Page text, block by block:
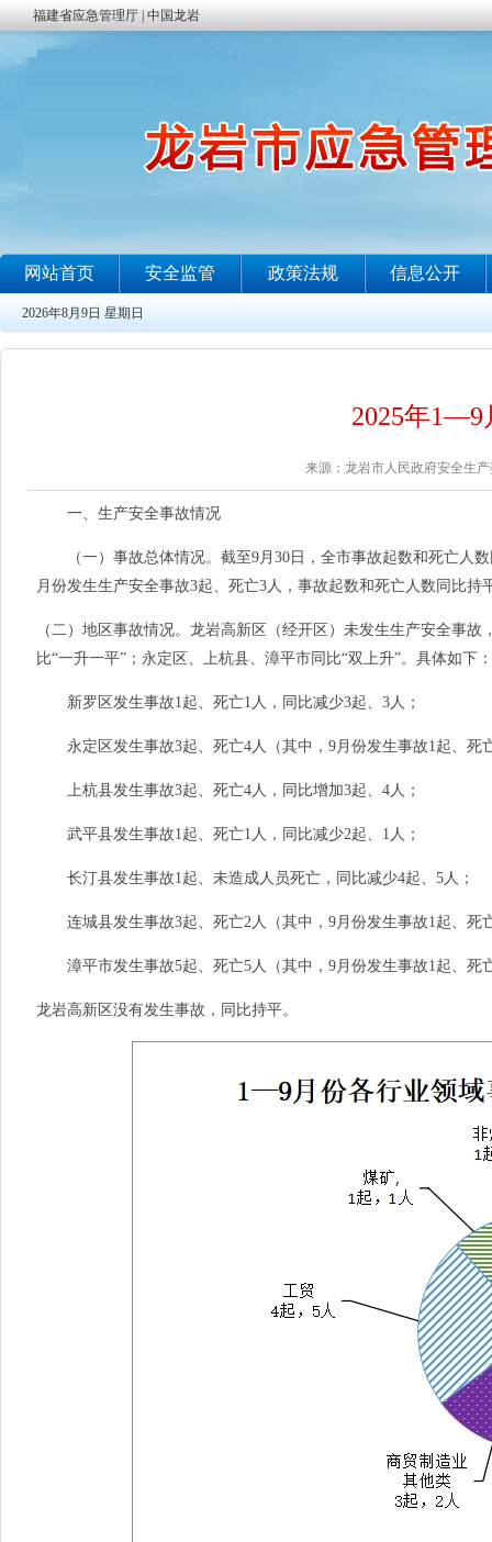
2025年1—9
来源：龙岩市人民政府安全生
一、生产安全事故情况
（一）事故总体情况。截至9月30日，全市事故起数和死亡人数
月份发生生产安全事故3起、死亡3人，事故起数和死亡人数同比持
（二）地区事故情况。龙岩高新区（经开区）未发生生产安全事
比“一升一平”；永定区、上杭县、漳平市同比“双上升”。具体如下：
新罗区发生事故1起、死亡1人，同比减少3起、3人；
永定区发生事故3起、死亡4人（其中，9月份发生事故1起、死
上杭县发生事故3起、死亡4人，同比增加3起、4人；
武平县发生事故1起、死亡1人，同比减少2起、1人；
长汀县发生事故1起、未造成人员死亡，同比减少4起、5人；
连城县发生事故3起、死亡2人（其中，9月份发生事故1起、死
漳平市发生事故5起、死亡5人（其中，9月份发生事故1起、死
龙岩高新区没有发生事故，同比持平。